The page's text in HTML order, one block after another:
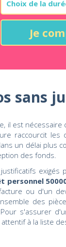
Je
sans
il est nécessaire
raccourcit les
un délai plus
des fonds.
exigés
personnel
ou d'un
des
s'assurer
à la liste